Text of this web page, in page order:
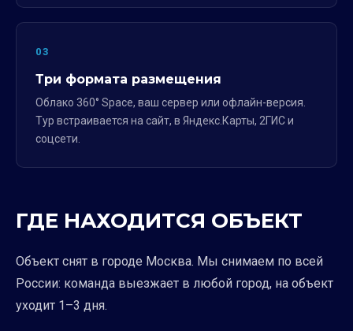
03
Три формата размещения
Облако 360° Space, ваш сервер или офлайн-версия.
Тур встраивается на сайт, в Яндекс.Карты, 2ГИС и
соцсети.
ГДЕ НАХОДИТСЯ ОБЪЕКТ
Объект снят в городе Москва. Мы снимаем по всей
России: команда выезжает в любой город, на объект
уходит 1–3 дня.